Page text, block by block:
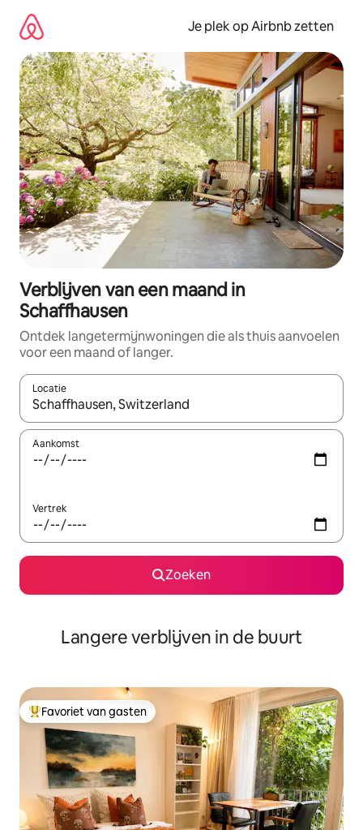
direct
naar
inhoud
Je plek op Airbnb zetten
Verblijven van een maand in
Schaffhausen
Ontdek langetermijnwoningen die als thuis aanvoelen
voor een maand of langer.
Locatie
Wanneer er resultaten beschikbaar zijn, maak je een keuze
Aankomst
Vertrek
Zoeken
Langere verblijven in de buurt
Topfavoriet van gasten
Favoriet van gasten